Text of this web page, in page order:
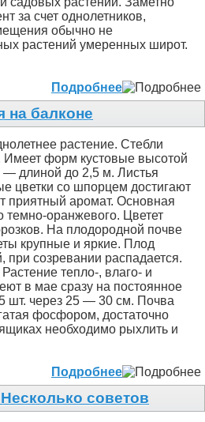
за счет однолетников,
обычно не
растений умеренных широт.
Подробнее
на балконе
растение. Стебли
Имеет форм кустовые высотой
длиной до 2,5 м. Листья
цветки со шпорцем достигают
приятный аромат. Основная
темно-оранжевого. Цветет
На плодородной почве
крупные и яркие. Плод
при созревании распадается.
тепло-, влаго- и
в мае сразу на постоянное
шт. через 25 — 30 см. Почва
фосфором, достаточно
необходимо рыхлить и
Подробнее
советов